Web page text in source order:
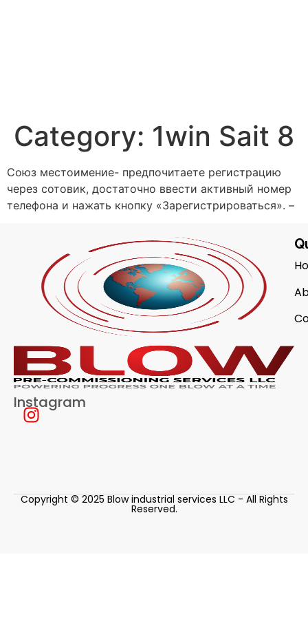
Category: 1win Sait 8
Союз местоимение- предпочитаете регистрацию
через сотовик, достаточно ввести активный номер
телефона и нажать кнопку «Зарегистрироваться». –
Instagram
Copyright © 2025 Blow industrial services LLC - All Rights
Reserved.